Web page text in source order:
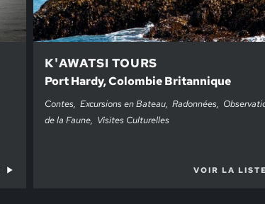
K'AWATSI TOURS
Port Hardy, Colombie Britannique
Contes Excursions en Bateau Radonnées
de la Faune Visites Culturelles
VOIR LA LISTE